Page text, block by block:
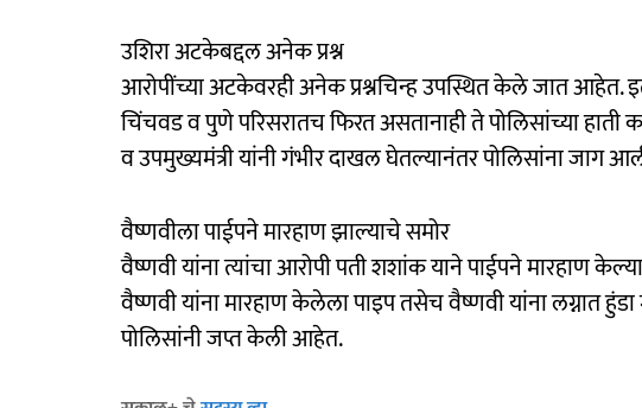
उशिरा अटकेबद्दल अनेक प्रश्न
आरोपींच्या अटकेवरही अनेक प्रश्नचिन्ह उपस्थित केले जात आहेत.
चिंचवड व पुणे परिसरातच फिरत असतानाही ते पोलिसांच्या हाती
व उपमुख्यमंत्री यांनी गंभीर दाखल घेतल्यानंतर पोलिसांना
वैष्णवीला पाईपने मारहाण झाल्याचे समोर
वैष्णवी यांना त्यांचा आरोपी पती शशांक याने पाईपने मारहाण
वैष्णवी यांना मारहाण केलेला पाइप तसेच वैष्णवी यांना लग्नात
पोलिसांनी जप्त केली आहेत.